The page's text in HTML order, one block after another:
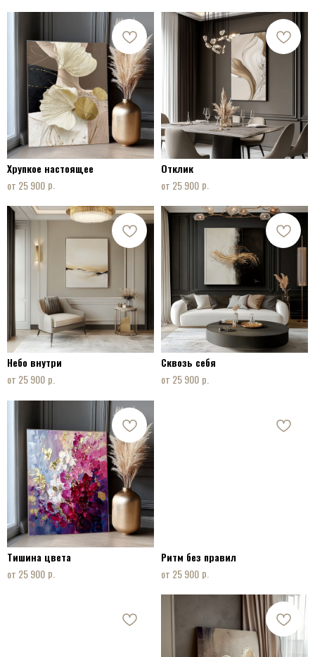
Хрупкое настоящее
25 900 р.
Отклик
25 900 р.
Небо внутри
25 900 р.
Сквозь себя
25 900 р.
Тишина цвета
25 900 р.
Ритм без правил
25 900 р.